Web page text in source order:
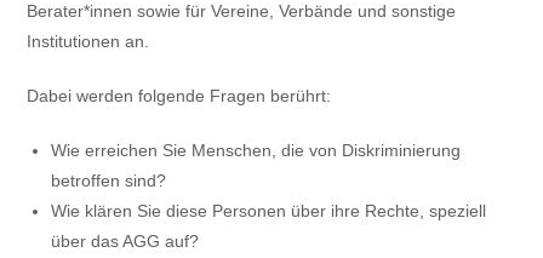
Berater*innen sowie für Vereine, Verbände und sonstige
Institutionen an.
Dabei werden folgende Fragen berührt:
Wie erreichen Sie Menschen, die von Diskriminierung
betroffen sind?
Wie klären Sie diese Personen über ihre Rechte, speziell
über das AGG auf?